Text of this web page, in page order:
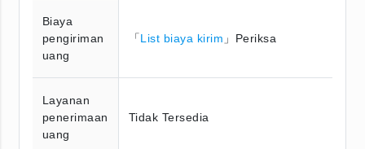
Biaya
pengiriman
uang
「List biaya kirim 」Periksa
Layanan
penerimaan
uang
Tidak Tersedia